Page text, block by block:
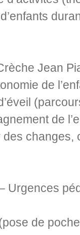
Jean
de
de
des
Urgences
de